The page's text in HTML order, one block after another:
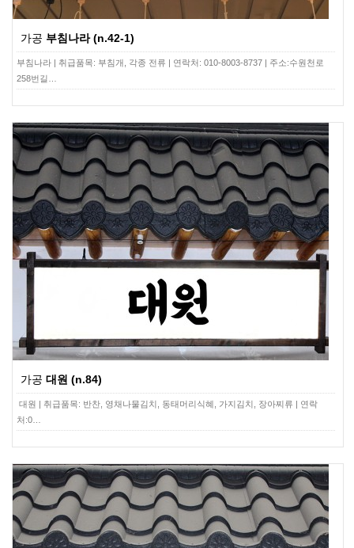
가공 부침나라 (n.42-1)
부침나라 | 취급품목: 부침개, 각종 전류 | 연락처: 010-8003-8737 | 주소:수원천로
258번길…
가공 대원 (n.84)
대원 | 취급품목: 반찬, 영채나물김치, 동태머리식혜, 가지김치, 장아찌류 | 연락
처:0…